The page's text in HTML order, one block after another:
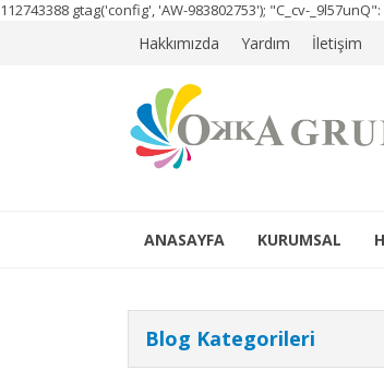
112743388 gtag('config', 'AW-983802753'); "C_cv-
Hakkımızda Yardım İletişim
ANASAYFA KURUMSAL
Blog Kategorileri